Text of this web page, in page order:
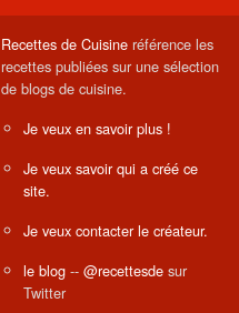
Recettes de Cuisine référence les
recettes publiées sur une sélection
de blogs de cuisine.
Je veux en savoir plus !
Je veux savoir qui a créé ce
site.
Je veux contacter le créateur.
le blog -- @recettesde sur
Twitter